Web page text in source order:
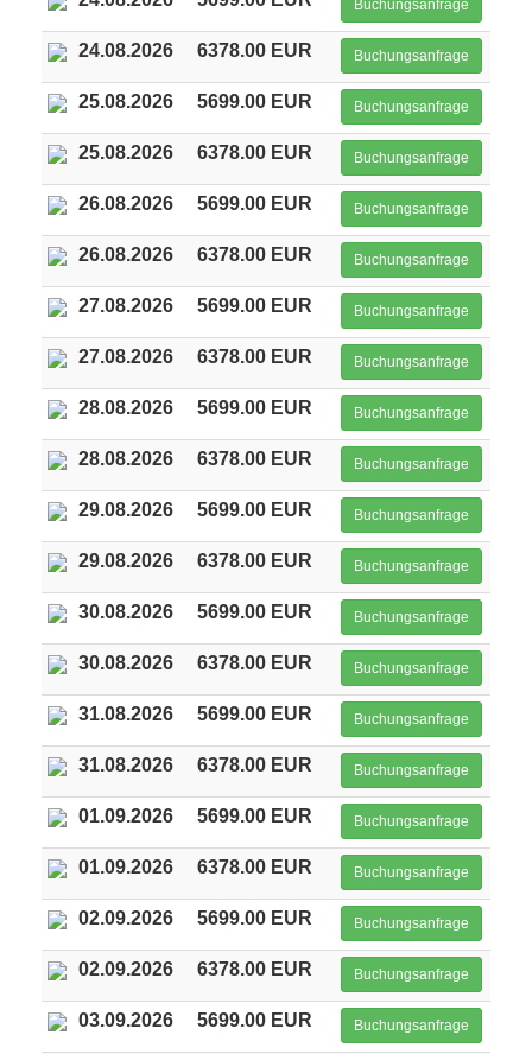
Buchungsanfrage
24.08.2026 6378.00 EUR Buchungsanfrage
25.08.2026 5699.00 EUR Buchungsanfrage
25.08.2026 6378.00 EUR Buchungsanfrage
26.08.2026 5699.00 EUR Buchungsanfrage
26.08.2026 6378.00 EUR Buchungsanfrage
27.08.2026 5699.00 EUR Buchungsanfrage
27.08.2026 6378.00 EUR Buchungsanfrage
28.08.2026 5699.00 EUR Buchungsanfrage
28.08.2026 6378.00 EUR Buchungsanfrage
29.08.2026 5699.00 EUR Buchungsanfrage
29.08.2026 6378.00 EUR Buchungsanfrage
30.08.2026 5699.00 EUR Buchungsanfrage
30.08.2026 6378.00 EUR Buchungsanfrage
31.08.2026 5699.00 EUR Buchungsanfrage
31.08.2026 6378.00 EUR Buchungsanfrage
01.09.2026 5699.00 EUR Buchungsanfrage
01.09.2026 6378.00 EUR Buchungsanfrage
02.09.2026 5699.00 EUR Buchungsanfrage
02.09.2026 6378.00 EUR Buchungsanfrage
03.09.2026 5699.00 EUR Buchungsanfrage